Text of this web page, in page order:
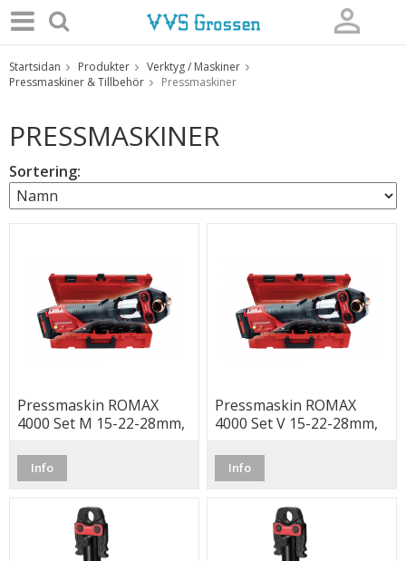
Produkten har blivit tillagd i varukorgen
Startsidan Produkter
Verktyg / Maskiner
Pressmaskiner & Tillbehör
Pressmaskiner
PRESSMASKINER
Sortering:
Pressmaskin ROMAX
4000 Set M 15-22-28mm,
Info
Pressmaskin ROMAX
4000 Set V 15-22-28mm,
Info